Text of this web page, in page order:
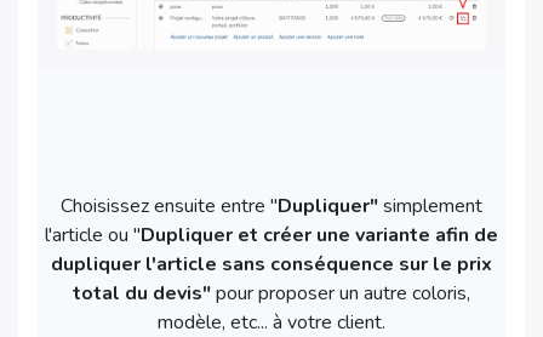
Choisissez ensuite entre "Dupliquer"simplement
l'article ou "Dupliquer et créer une variante afin de
dupliquer l'article sans conséquence sur le prix
total du devis"pour proposer un autre coloris,
modèle, etc... à votre client.